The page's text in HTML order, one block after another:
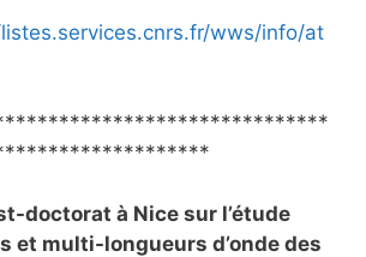
wws/info/at
doctorat à Nice sur l’étude
et multi-longueurs d’onde des